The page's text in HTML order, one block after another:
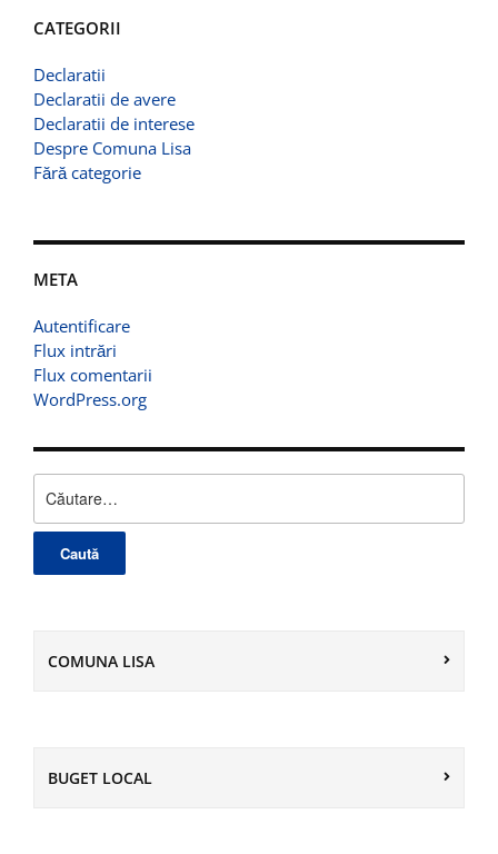
CATEGORII
Declaratii
Declaratii de avere
Declaratii de interese
Despre Comuna Lisa
Fără categorie
META
Autentificare
Flux intrări
Flux comentarii
WordPress.org
după:
COMUNA LISA
BUGET LOCAL